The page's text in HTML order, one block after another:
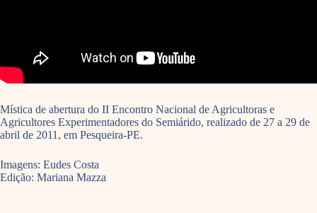
Mística de abertura do II Encontro Nacional de Agricultoras e
Agricultores Experimentadores do Semiárido, realizado de 27 a 29 de
abril de 2011, em Pesqueira-PE.
Imagens: Eudes Costa
Edição: Mariana Mazza